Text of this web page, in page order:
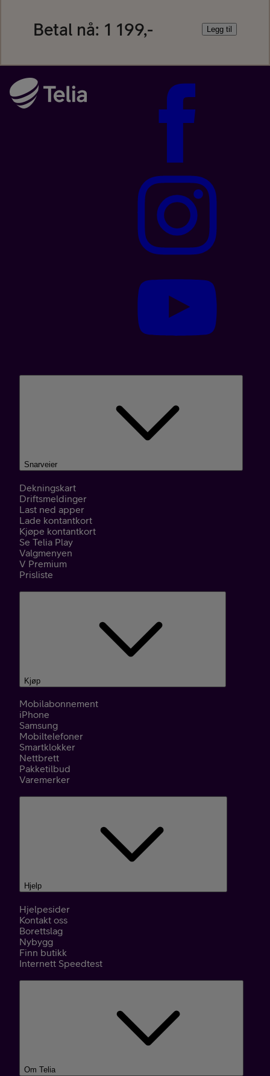
Betal nå: 1 199,- Legg til
Snarveier
Dekningskart
Driftsmeldinger
Last ned apper
Lade kontantkort
Kjøpe kontantkort
Se Telia Play
Valgmenyen
V Premium
Prisliste
Kjøp
Mobilabonnement
iPhone
Samsung
Mobiltelefoner
Smartklokker
Nettbrett
Pakketilbud
Varemerker
Hjelp
Hjelpesider
Kontakt oss
Borettslag
Nybygg
Finn butikk
Internett Speedtest
Om Telia